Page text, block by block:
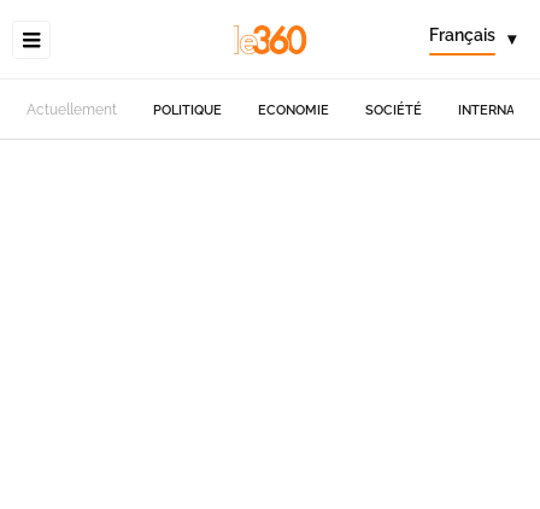
Français ▾
Actuellement POLITIQUE ECONOMIE SOCIÉTÉ